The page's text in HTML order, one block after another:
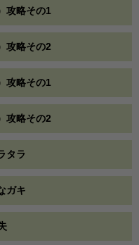
攻略その1
攻略その2
攻略その1
攻略その2
タラ
ガキ